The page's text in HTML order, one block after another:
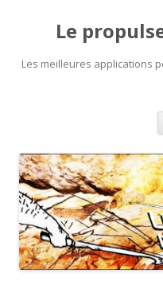
Le
Les meilleures applications